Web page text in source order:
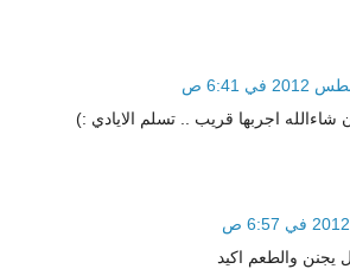
اجربها قريب .. تسلم الايادي :)
يجنن والطعم اكيد